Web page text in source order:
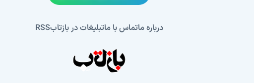
درباره ماتماس با ماتبلیغات در بازتابRSS